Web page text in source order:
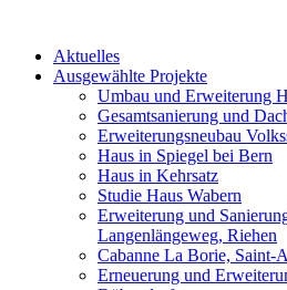
Aktuelles
Ausgewählte Projekte
Umbau und Erweiterung
Gesamtsanierung und
Erweiterungsneubau
Haus in Spiegel bei Bern
Haus in Kehrsatz
Studie Haus Wabern
Erweiterung und
Langenlängeweg, Riehen
Cabanne La Borie, Saint-
Erneuerung und